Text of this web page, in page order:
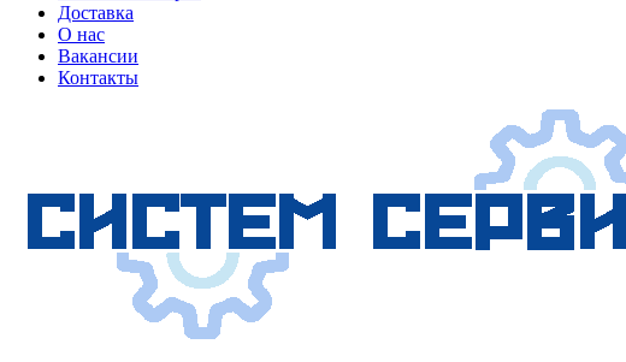
Доставка
О нас
Вакансии
Контакты